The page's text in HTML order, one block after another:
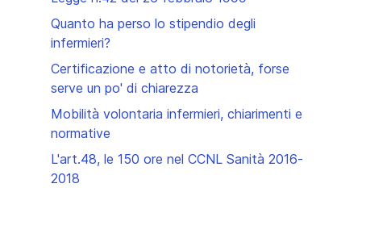
Quanto ha perso lo stipendio degli
infermieri?
Certificazione e atto di notorietà, forse
serve un po' di chiarezza
Mobilità volontaria infermieri, chiarimenti e
normative
L'art.48, le 150 ore nel CCNL Sanità 2016-
2018